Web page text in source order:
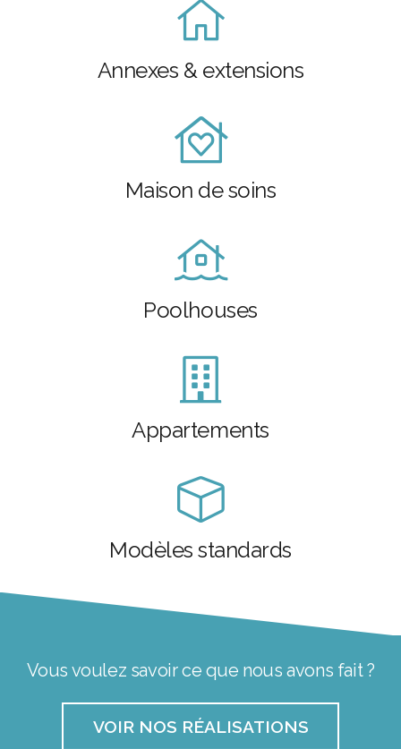
Annexes & extensions
Maison de soins
Poolhouses
Appartements
Modèles standards
Vous voulez savoir ce que nous avons fait ?
VOIR NOS RÉALISATIONS